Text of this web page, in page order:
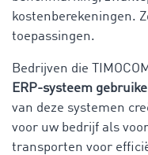
kostenberekeningen.
toepassingen.
Bedrijven die
ERP-systeem
van deze systemen
voor uw bedrijf als
transporten voor